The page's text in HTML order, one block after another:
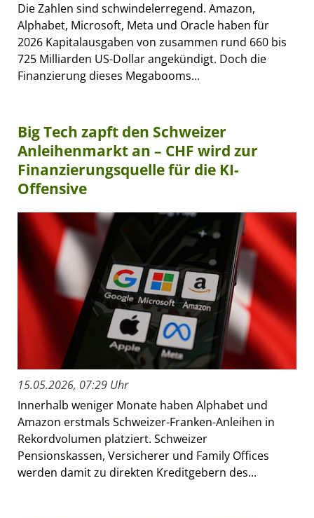
Die Zahlen sind schwindelerregend. Amazon,
Alphabet, Microsoft, Meta und Oracle haben für
2026 Kapitalausgaben von zusammen rund 660 bis
725 Milliarden US-Dollar angekündigt. Doch die
Finanzierung dieses Megabooms...
Big Tech zapft den Schweizer
Anleihenmarkt an – CHF wird zur
Finanzierungsquelle für die KI-
Offensive
15.05.2026, 07:29 Uhr
Innerhalb weniger Monate haben Alphabet und
Amazon erstmals Schweizer-Franken-Anleihen in
Rekordvolumen platziert. Schweizer
Pensionskassen, Versicherer und Family Offices
werden damit zu direkten Kreditgebern des...